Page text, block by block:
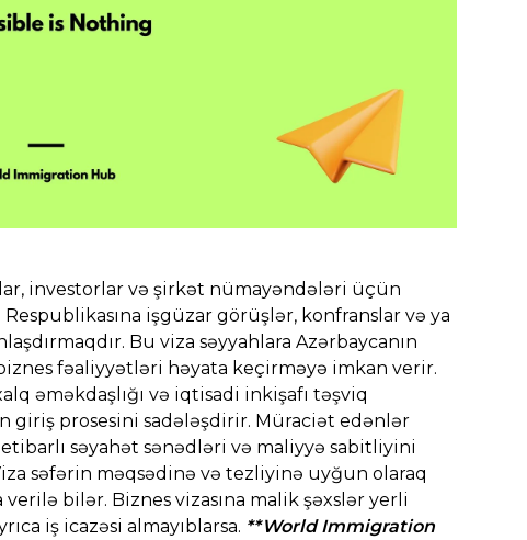
investorlar və şirkət nümayəndələri üçün
işgüzar görüşlər, konfranslar və ya
Bu viza səyyahlara Azərbaycanın
fəaliyyətləri həyata keçirməyə imkan verir.
əməkdaşlığı və iqtisadi inkişafı təşviq
giriş prosesini sadələşdirir. Müraciət edənlər
səyahət sənədləri və maliyyə sabitliyini
səfərin məqsədinə və tezliyinə uyğun olaraq
bilər. Biznes vizasına malik şəxslər yerli
iş icazəsi almayıblarsa. **World Immigration